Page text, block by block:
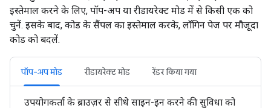
इस्तेमाल करने के लिए, पॉप-अप या रीडायरेक्ट मोड में से किसी एक को
चुनें. इसके बाद, कोड के सैंपल का इस्तेमाल करके, लॉगिन पेज पर मौजूदा
कोड को बदलें.
पॉप-अप मोड रीडायरेक्ट मोड रेंडर किया गया
उपयोगकर्ता के ब्राउज़र से सीधे साइन-इन करने की सुविधा को